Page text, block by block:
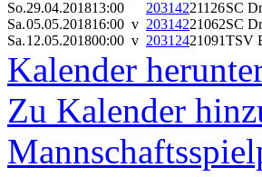
So.29.04.201813:00 20314221126SC
Sa.05.05.201816:00 v 20314221062SC
Sa.12.05.201800:00 v 20312421091TSV
Kalender
Zu Kalender